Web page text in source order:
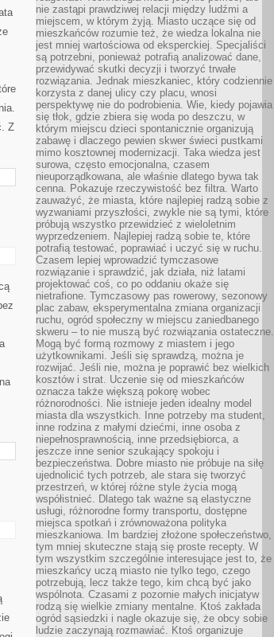
Z
nie zastąpi prawdziwej relacji między ludźmi a
miejscem, w którym żyją. Miasto uczące się od
mieszkańców rozumie też, że wiedza lokalna nie
jest mniej wartościowa od eksperckiej. Specjaliści
są potrzebni, ponieważ potrafią analizować dane,
przewidywać skutki decyzji i tworzyć trwałe
rozwiązania. Jednak mieszkaniec, który codziennie
korzysta z danej ulicy czy placu, wnosi
perspektywę nie do podrobienia. Wie, kiedy pojawia
się tłok, gdzie zbiera się woda po deszczu, w
którym miejscu dzieci spontanicznie organizują
zabawę i dlaczego pewien skwer świeci pustkami
mimo kosztownej modernizacji. Taka wiedza jest
surowa, często emocjonalna, czasem
nieuporządkowana, ale właśnie dlatego bywa tak
cenna. Pokazuje rzeczywistość bez filtra. Warto
zauważyć, że miasta, które najlepiej radzą sobie z
wyzwaniami przyszłości, zwykle nie są tymi, które
próbują wszystko przewidzieć z wieloletnim
wyprzedzeniem. Najlepiej radzą sobie te, które
potrafią testować, poprawiać i uczyć się w ruchu.
Czasem lepiej wprowadzić tymczasowe
rozwiązanie i sprawdzić, jak działa, niż latami
projektować coś, co po oddaniu okaże się
nietrafione. Tymczasowy pas rowerowy, sezonowy
plac zabaw, eksperymentalna zmiana organizacji
ruchu, ogród społeczny w miejscu zaniedbanego
skweru – to nie muszą być rozwiązania ostateczne.
Mogą być formą rozmowy z miastem i jego
użytkownikami. Jeśli się sprawdzą, można je
rozwijać. Jeśli nie, można je poprawić bez wielkich
kosztów i strat. Uczenie się od mieszkańców
oznacza także większą pokorę wobec
różnorodności. Nie istnieje jeden idealny model
miasta dla wszystkich. Inne potrzeby ma student,
inne rodzina z małymi dziećmi, inne osoba z
niepełnosprawnością, inne przedsiębiorca, a
jeszcze inne senior szukający spokoju i
bezpieczeństwa. Dobre miasto nie próbuje na siłę
ujednolicić tych potrzeb, ale stara się tworzyć
przestrzeń, w której różne style życia mogą
współistnieć. Dlatego tak ważne są elastyczne
usługi, różnorodne formy transportu, dostępne
miejsca spotkań i zrównoważona polityka
mieszkaniowa. Im bardziej złożone społeczeństwo,
tym mniej skuteczne stają się proste recepty. W
tym wszystkim szczególnie interesujące jest to, że
mieszkańcy uczą miasto nie tylko tego, czego
potrzebują, lecz także tego, kim chcą być jako
wspólnota. Czasami z pozornie małych inicjatyw
rodzą się wielkie zmiany mentalne. Ktoś zakłada
ogród sąsiedzki i nagle okazuje się, że obcy sobie
ludzie zaczynają rozmawiać. Ktoś organizuje